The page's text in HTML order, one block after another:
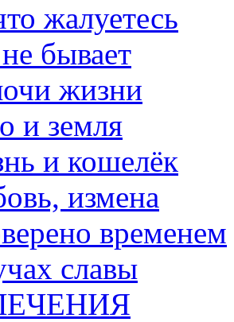
жалуетесь
бывает
жизни
и земля
и кошелёк
измена
временем
славы